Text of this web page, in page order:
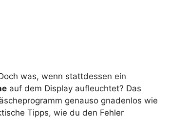
was, wenn stattdessen ein
auf dem Display aufleuchtet? Das
genauso gnadenlos wie
Tipps, wie du den Fehler